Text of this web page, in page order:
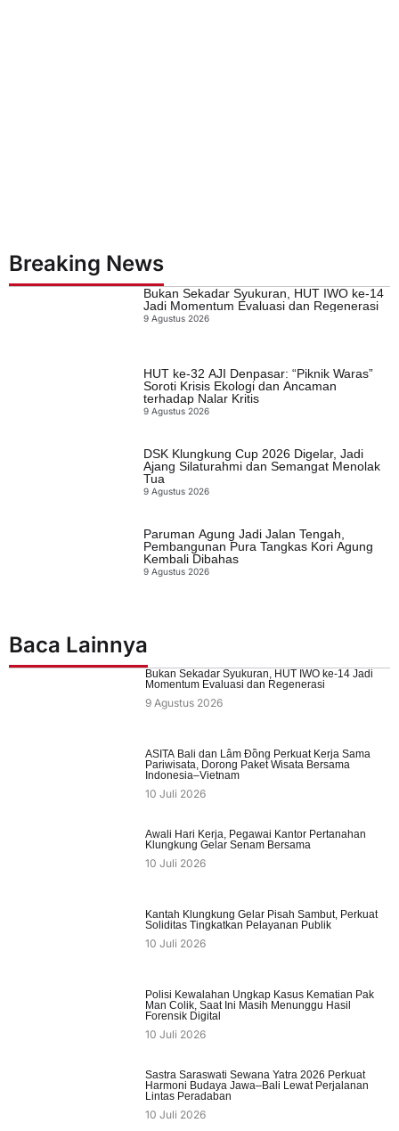
Breaking News
Bukan Sekadar Syukuran, HUT IWO ke-14
Jadi Momentum Evaluasi dan Regenerasi
9 Agustus 2026
HUT ke-32 AJI Denpasar: “Piknik Waras”
Soroti Krisis Ekologi dan Ancaman
terhadap Nalar Kritis
9 Agustus 2026
DSK Klungkung Cup 2026 Digelar, Jadi
Ajang Silaturahmi dan Semangat Menolak
Tua
9 Agustus 2026
Paruman Agung Jadi Jalan Tengah,
Pembangunan Pura Tangkas Kori Agung
Kembali Dibahas
9 Agustus 2026
Baca Lainnya
Bukan Sekadar Syukuran, HUT IWO ke-14 Jadi
Momentum Evaluasi dan Regenerasi
9 Agustus 2026
ASITA Bali dan Lâm Đồng Perkuat Kerja Sama
Pariwisata, Dorong Paket Wisata Bersama
Indonesia–Vietnam
10 Juli 2026
Awali Hari Kerja, Pegawai Kantor Pertanahan
Klungkung Gelar Senam Bersama
10 Juli 2026
Kantah Klungkung Gelar Pisah Sambut, Perkuat
Soliditas Tingkatkan Pelayanan Publik
10 Juli 2026
Polisi Kewalahan Ungkap Kasus Kematian Pak
Man Colik, Saat Ini Masih Menunggu Hasil
Forensik Digital
10 Juli 2026
Sastra Saraswati Sewana Yatra 2026 Perkuat
Harmoni Budaya Jawa–Bali Lewat Perjalanan
Lintas Peradaban
10 Juli 2026